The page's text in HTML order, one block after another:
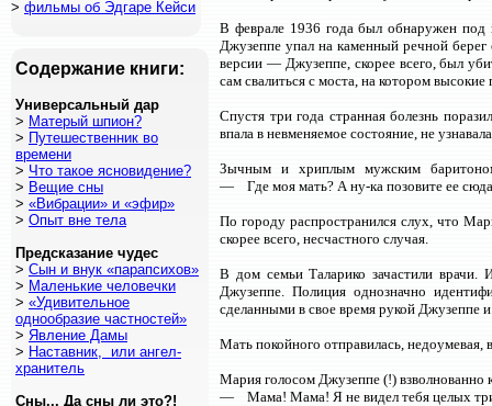
> фильмы об Эдгаре Кейси
Содержание книги:
Универсальный дар
> Матерый шпион?
> Путешественник во
времени
> Что такое ясновидение?
> Вещие сны
> «Вибрации» и «эфир»
> Опыт вне тела
Предсказание чудес
> Сын и внук «парапсихов»
> Маленькие человечки
> «Удивительное
однообразие частностей»
> Явление Дамы
> Наставник, или ангел-
хранитель
Сны... Да сны ли это?!
В феврале 1936 года был обнаружен
Джузеппе упал на каменный речной берег
версии — Джузеппе, скорее всего, был
сам свалиться с моста, на котором
Спустя три года странная болезнь
впала в невменяемое состояние, не
Зычным и хриплым мужским баритоном
— Где моя мать? А ну-ка позовите ее
По городу распространился слух, что
скорее всего, несчастного случая.
В дом семьи Таларико зачастили врачи.
Джузеппе. Полиция однозначно
сделанными в свое время рукой Джузеппе
Мать покойного отправилась,
Мария голосом Джузеппе (!) взволнованно
— Мама! Мама! Я не видел тебя целых